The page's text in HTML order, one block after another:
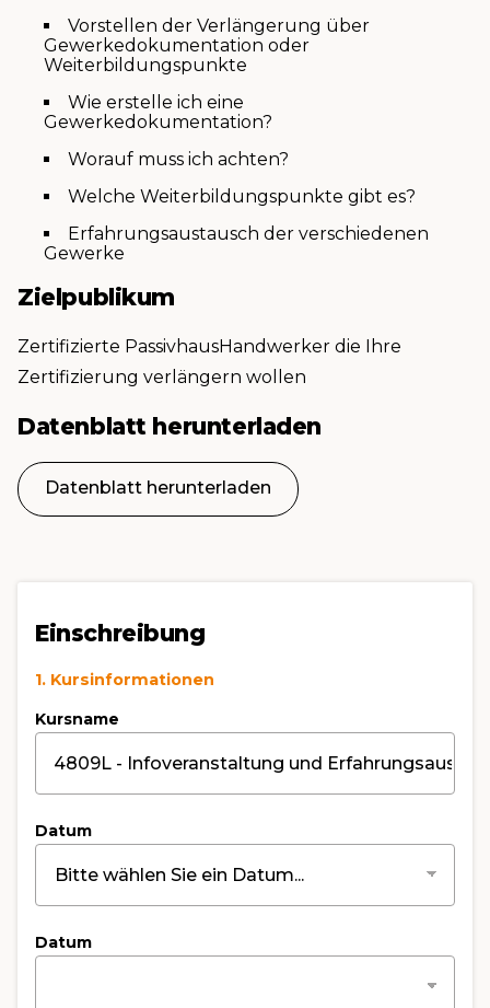
Vorstellen der Verlängerung über
Gewerkedokumentation oder
Weiterbildungspunkte
Wie erstelle ich eine
Gewerkedokumentation?
Worauf muss ich achten?
Welche Weiterbildungspunkte gibt es?
Erfahrungsaustausch der verschiedenen
Gewerke
Zielpublikum
Zertifizierte PassivhausHandwerker die Ihre
Zertifizierung verlängern wollen
Datenblatt herunterladen
Datenblatt herunterladen
Einschreibung
1. Kursinformationen
Kursname
Datum
Datum